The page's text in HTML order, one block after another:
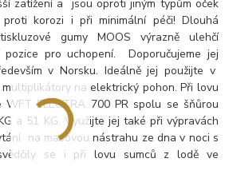
zatížení a jsou oproti jiným typům oček
proti korozi i při minimální péči! Dlouhá
gumy MOOS výrazně ulehčí
pozice pro uchopení. Doporučujeme jej
v Norsku. Ideálně jej použijte v
na elektrický pohon. Při lovu
ELECTRA 700 PR spolu se šňůrou
a 51 KG. Využijte jej také při výpravách
na masovou nástrahu ze dna v noci s
se i při lovu sumců z lodě ve